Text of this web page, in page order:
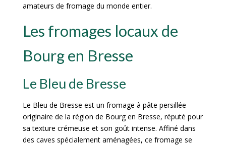
amateurs de fromage du monde entier.
Les fromages locaux de
Bourg en Bresse
Le Bleu de Bresse
Le Bleu de Bresse est un fromage à pâte persillée
originaire de la région de Bourg en Bresse, réputé pour
sa texture crémeuse et son goût intense. Affiné dans
des caves spécialement aménagées, ce fromage se